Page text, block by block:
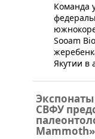
​Команда
Sooam
Якутии в
СВФУ